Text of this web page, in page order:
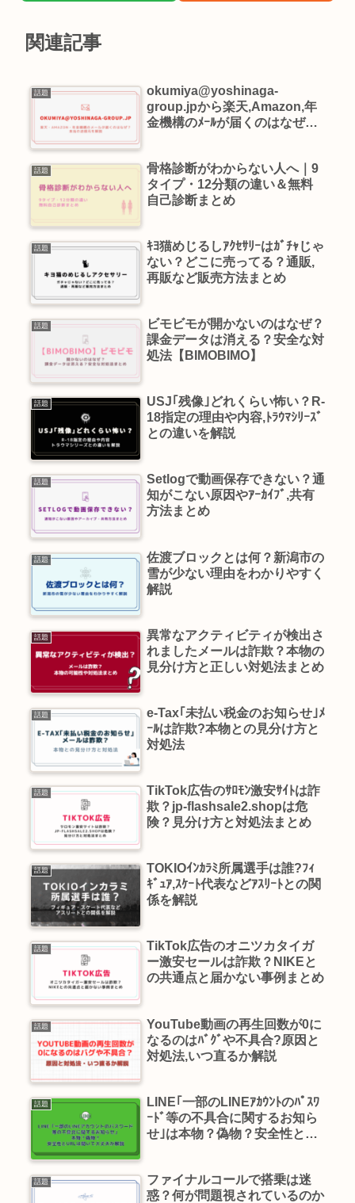
関連記事
話題
okumiya@yoshinaga-
group.jpから楽天,Amazon,年
金機構のﾒｰﾙが届くのはなぜ？
話題
骨格診断がわからない人へ｜9
タイプ・12分類の違い＆無料
自己診断まとめ
話題
ｷﾖ猫めじるしｱｸｾｻﾘｰはｶﾞﾁｬじゃ
ない？どこに売ってる？通販,
再販など販売方法まとめ
話題
ビモビモが開かないのはなぜ？
課金データは消える？安全な対
処法【BIMOBIMO】
話題
USJ｢残像｣どれくらい怖い？R-
18指定の理由や内容,ﾄﾗｳﾏｼﾘｰｽﾞ
との違いを解説
話題
Setlogで動画保存できない？通
知がこない原因やｱｰｶｲﾌﾞ,共有
方法まとめ
話題
佐渡ブロックとは何？新潟市の
雪が少ない理由をわかりやすく
解説
話題
異常なアクティビティが検出さ
れましたメールは詐欺？本物の
見分け方と正しい対処法まとめ
話題
e-Tax｢未払い税金のお知らせ｣ﾒ
ｰﾙは詐欺?本物との見分け方と
対処法
話題
TikTok広告のｻﾛﾓﾝ激安ｻｲﾄは詐
欺？jp-flashsale2.shopは危
険？見分け方と対処法まとめ
話題
TOKIOｲﾝｶﾗﾐ所属選手は誰?ﾌｨ
ｷﾞｭｱ,ｽｹｰﾄ代表などｱｽﾘｰﾄとの関
係を解説
話題
TikTok広告のオニツカタイガ
ー激安セールは詐欺？NIKEと
の共通点と届かない事例まとめ
話題
YouTube動画の再生回数が0に
なるのはﾊﾞｸﾞや不具合?原因と
対処法,いつ直るか解説
話題
LINE｢一部のLINEｱｶｳﾝﾄのﾊﾟｽﾜ
ｰﾄﾞ等の不具合に関するお知ら
せ｣は本物？偽物？安全性と
話題
ファイナルコールで搭乗は迷
惑？何が問題視されているのか